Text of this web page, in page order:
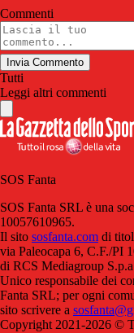
Commenti
Invia Commento
Tutti
Leggi altri commenti
SOS Fanta
SOS Fanta SRL è una
10057610965.
Il sito sosfanta.com di
via Paleocapa 6, C.F./PI
di RCS Mediagroup
Unico responsabile dei
Fanta SRL; per ogni
sito scrivere a
Copyright 2021-2026 ©